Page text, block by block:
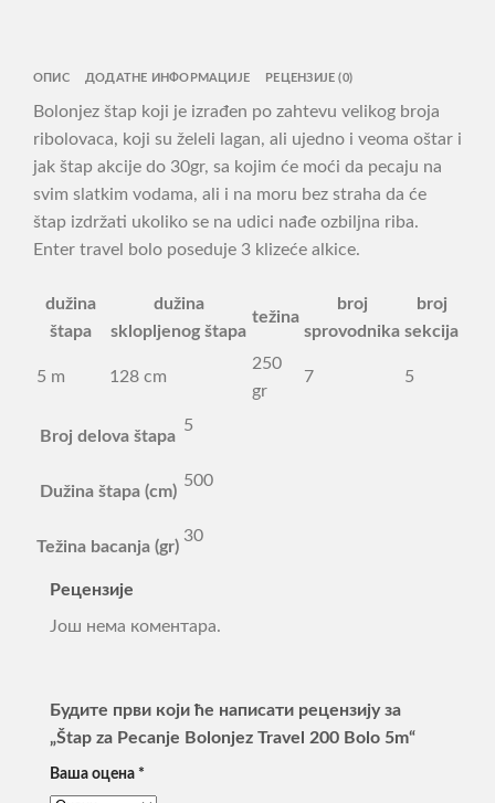
ОПИС ДОДАТНЕ ИНФОРМАЦИЈЕ РЕЦЕНЗИЈЕ (0)
Bolonjez štap koji je izrađen po zahtevu velikog broja
ribolovaca, koji su želeli lagan, ali ujedno i veoma oštar i
jak štap akcije do 30gr, sa kojim će moći da pecaju na
svim slatkim vodama, ali i na moru bez straha da će
štap izdržati ukoliko se na udici nađe ozbiljna riba.
Enter travel bolo poseduje 3 klizeće alkice.
dužina
štapa
dužina
sklopljenog štapa
težina
broj
sprovodnika
broj
sekcija
5 m 128 cm
250
gr
7 5
Broj delova štapa
5
Dužina štapa (cm)
500
Težina bacanja (gr)
30
Рецензије
Још нема коментара.
Будите први који ће написати рецензију за
„Štap za Pecanje Bolonjez Travel 200 Bolo 5m“
Ваша оцена *